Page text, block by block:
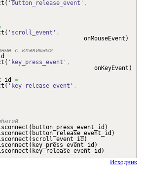
( 'button_release_event' ,
( 'scroll_event' ,
)
с клавишами
=
( 'key_press_event' ,
)
=
( 'key_release_event' ,
( button_press_event_id )
( button_release_event_id )
( scroll_event_id )
( key_press_event_id )
( key_release_event_id )
Исходник